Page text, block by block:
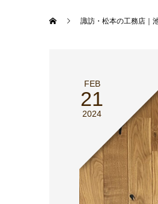
諏訪・松本の工務店｜
FEB
21
2024